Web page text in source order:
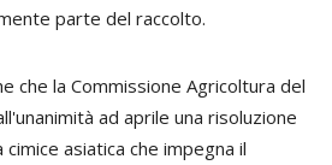
parte del raccolto.
che la Commissione Agricoltura del
ad aprile una risoluzione
asiatica che impegna il